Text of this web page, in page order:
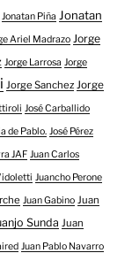
Jonatan Piña Jonatan
Ariel Madrazo Jorge
Jorge Larrosa Jorge
Jorge Sanchez Jorge
José Carballido
de Pablo. José Pérez
JAF Juan Carlos
Juancho Perone
Juan Gabino Juan
Sunda Juan
Juan Pablo Navarro